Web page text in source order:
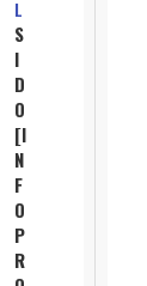
L
S
I
D
O
[I
N
F
O
P
R